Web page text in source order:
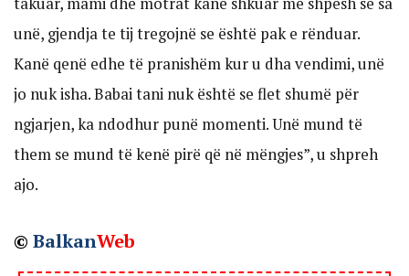
unë, gjendja te tij tregojnë se është pak e rënduar.
Kanë qenë edhe të pranishëm kur u dha vendimi, unë
jo nuk isha. Babai tani nuk është se flet shumë për
ngjarjen, ka ndodhur punë momenti. Unë mund të
them se mund të kenë pirë që në mëngjes”, u shpreh
ajo.
© BalkanWeb